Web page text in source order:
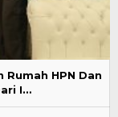
HPN Dan
I…